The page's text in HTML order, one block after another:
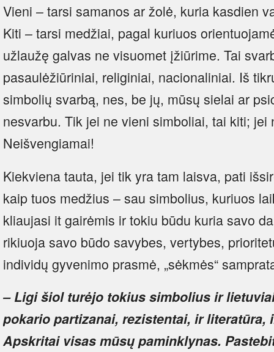
Vieni – tarsi samanos ar žolė, kuria kasdien
Kiti – tarsi medžiai, pagal kuriuos
užlaužę galvas ne visuomet įžiūrime. Tai
pasaulėžiūriniai, religiniai, nacionaliniai. Iš
simbolių svarbą, nes, be jų, mūsų sielai ar
nesvarbu. Tik jei ne vieni simboliai, tai kiti;
Neišvengiamai!
Kiekviena tauta, jei tik yra tam laisva, pati
kaip tuos medžius – sau simbolius, kuriuos
kliaujasi it gairėmis ir tokiu būdu kuria savo
rikiuoja savo būdo savybes, vertybes,
individų gyvenimo prasmė, „sėkmės“
– Ligi šiol turėjo tokius simbolius ir
pokario partizanai, rezistentai, ir
Apskritai visas mūsų paminklynas.